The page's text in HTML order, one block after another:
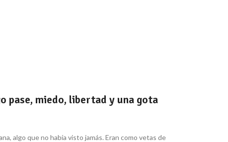
pase, miedo, libertad y una gota
algo que no había visto jamás. Eran como vetas de